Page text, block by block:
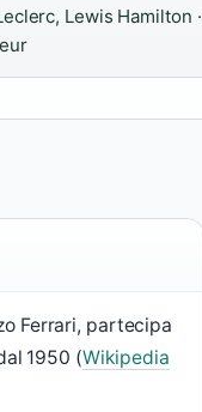
Lewis Hamilton ·
Ferrari, partecipa
1950 (Wikipedia